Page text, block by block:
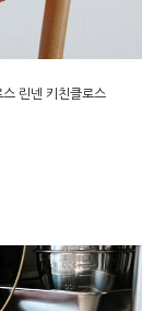
린넨 키친클로스